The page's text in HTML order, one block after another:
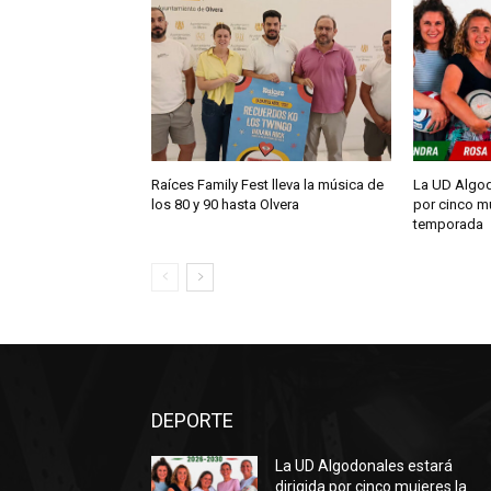
Raíces Family Fest lleva la música de
los 80 y 90 hasta Olvera
La UD
por cinco
temporada
DEPORTE
La UD Algodonales estará
dirigida por cinco mujeres la